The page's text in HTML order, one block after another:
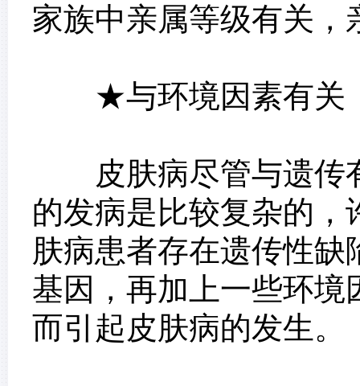
家族中亲属等级有关，
★与环境因素有关
皮肤病尽管与遗传
的发病是比较复杂的
肤病患者存在遗传性
基因，再加上一些环境
而引起皮肤病的发生。